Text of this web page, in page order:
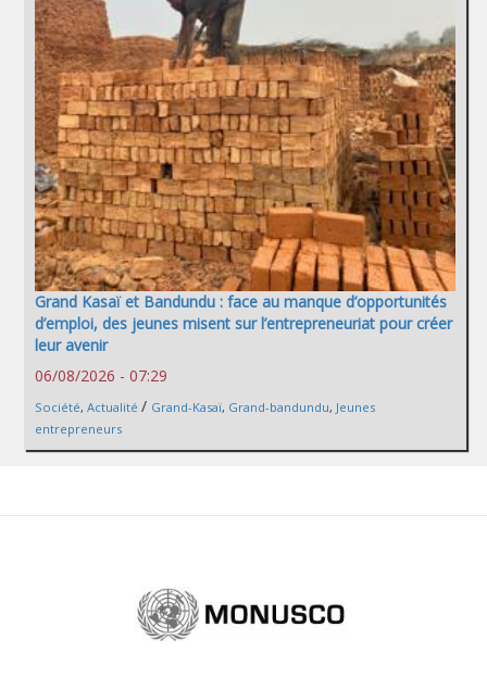
Grand Kasaï et Bandundu : face au manque d’opportunités
d’emploi, des jeunes misent sur l’entrepreneuriat pour créer
leur avenir
06/08/2026 - 07:29
Société, Actualité / Grand-Kasaï, Grand-bandundu, Jeunes
entrepreneurs